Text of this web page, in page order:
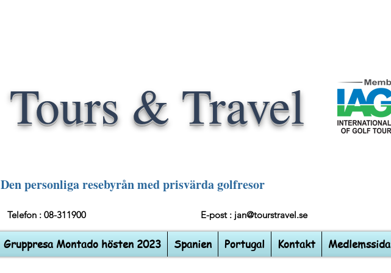
Tours & Travel
Den personliga resebyrån med prisvärda golfresor
Telefon : 08-311900 E-post : jan@tourstravel.se
Gruppresa Montado hösten 2023 Spanien Portugal Kontakt Medlemssida